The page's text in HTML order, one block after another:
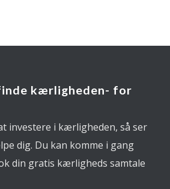
kærligheden- for
investere i kærligheden, så ser
dig. Du kan komme i gang
din gratis kærligheds samtale